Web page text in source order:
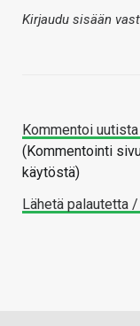
Kirjaudu sisään
Kommentoi
(Kommentointi
käytöstä)
Lähetä palautetta